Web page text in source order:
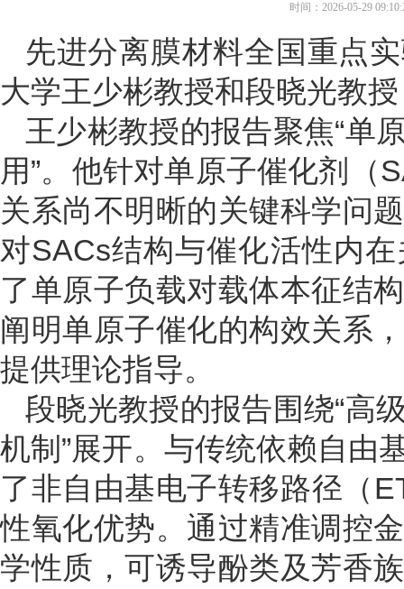
时间：2026-05-29
先进分离膜材料全国重点
大学王少彬教授和段晓光教
王少彬教授的报告聚焦“单
用”。他针对单原子催化剂（
关系尚不明晰的关键科学问
对SACs结构与催化活性内
了单原子负载对载体本征结
阐明单原子催化的构效关系
提供理论指导。
段晓光教授的报告围绕“高
机制”展开。与传统依赖自由
了非自由基电子转移路径（
性氧化优势。通过精准调控
学性质，可诱导酚类及芳香